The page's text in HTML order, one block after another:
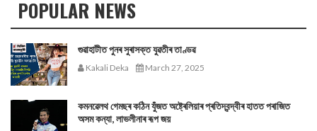
POPULAR NEWS
গুৱাহাটীত পুনৰ সুৰাসক্ত যুৱতীৰ তাণ্ডৱ
Kakali Deka March 27, 2025
কমনৱেলথ গেমছৰ কঠিন যুঁজত অষ্ট্ৰেলিয়াৰ প্ৰতিদ্বন্দ্বীৰ হাতত পৰাজিত
অসম কন্যা, লাভলীনাৰ ৰূপ জয়